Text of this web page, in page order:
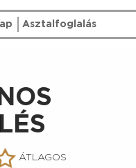
Asztalfoglalás
ÁTLAGOS